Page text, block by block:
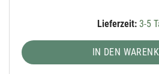
Lieferzeit:3-5
IN DEN